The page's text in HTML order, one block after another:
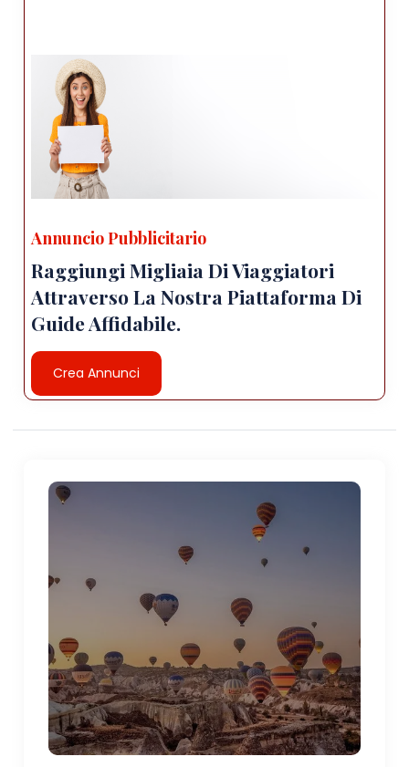
Annuncio Pubblicitario
Raggiungi Migliaia Di Viaggiatori
Attraverso La Nostra Piattaforma Di
Guide Affidabile.
Crea Annunci